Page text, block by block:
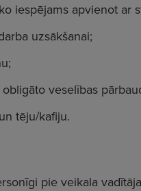
iespējams apvienot ar
uzsākšanai;
veselības
tēju/kafiju.
pie veikala